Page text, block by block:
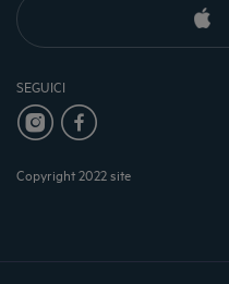
SEGUICI
Copyright 2022 site